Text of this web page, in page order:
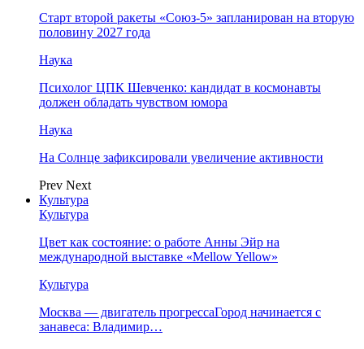
Старт второй ракеты «Союз-5» запланирован на вторую
половину 2027 года
Наука
Психолог ЦПК Шевченко: кандидат в космонавты
должен обладать чувством юмора
Наука
На Солнце зафиксировали увеличение активности
Prev Next
Культура
Культура
Цвет как состояние: о работе Анны Эйр на
международной выставке «Mellow Yellow»
Культура
Москва — двигатель прогрессаГород начинается с
занавеса: Владимир…